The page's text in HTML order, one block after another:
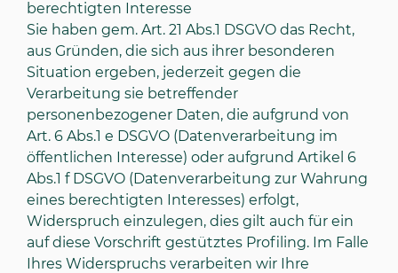
berechtigten Interesse
Sie haben gem. Art. 21 Abs.1 DSGVO das Recht,
aus Gründen, die sich aus ihrer besonderen
Situation ergeben, jederzeit gegen die
Verarbeitung sie betreffender
personenbezogener Daten, die aufgrund von
Art. 6 Abs.1 e DSGVO (Datenverarbeitung im
öffentlichen Interesse) oder aufgrund Artikel 6
Abs.1 f DSGVO (Datenverarbeitung zur Wahrung
eines berechtigten Interesses) erfolgt,
Widerspruch einzulegen, dies gilt auch für ein
auf diese Vorschrift gestütztes Profiling. Im Falle
Ihres Widerspruchs verarbeiten wir Ihre